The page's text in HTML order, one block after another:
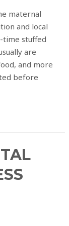
maternal
and local
time stuffed
are
and more
before